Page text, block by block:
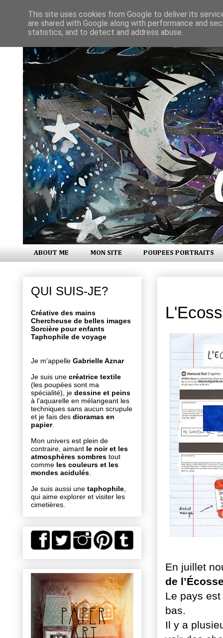
ABOUT ME MON SITE POUPEES PORTRAITS
En juillet
de
Le pays
bas.
Il y a
QUI SUIS-JE?
Créative des mains
Chercheuse de belles images
Sorcière pour enfants
Taphophile de voyage
Je m'appelle Gabrielle Aznar
Je suis une créatrice textile
(les poupées sont ma
spécialité), je dessine et peins
à l'aquarelle en mélangeant les
techniques sans aucun scrupule
et je fais des dioramas en
papier.
Mon univers est plein de
contraire, aimant le noir et les
atmosphères sombres tout
comme les couleurs et les
mondes acidulés
Je suis aussi une taphophile
qui aime explorer et visiter les
cimetières.
This site uses cookies from Google to deliver its
are shared with Google along with performance and
statistics, and to detect and address abuse.